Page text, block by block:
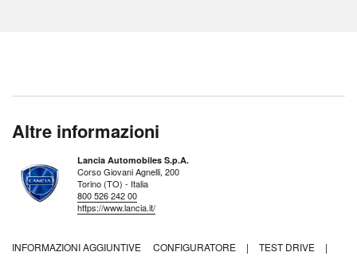
Altre informazioni
Lancia Automobiles S.p.A.
Corso Giovani Agnelli, 200
Torino (TO) - Italia
800 526 242 00
https://www.lancia.it/
INFORMAZIONI AGGIUNTIVE CONFIGURATORE | TEST DRIVE
|